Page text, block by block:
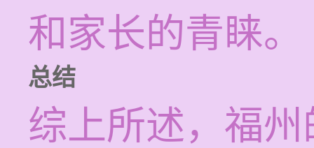
和家长的青睐。
总结
综上所述，福